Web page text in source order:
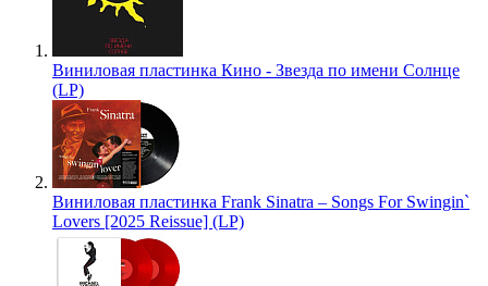
Виниловая пластинка Кино - Звезда по имени Солнце
(LP)
Виниловая пластинка Frank Sinatra – Songs For Swingin`
Lovers [2025 Reissue] (LP)